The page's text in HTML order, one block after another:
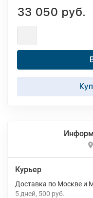
33 050 руб.
Курьер
Доставка по Москве и
5 дней 500 руб.